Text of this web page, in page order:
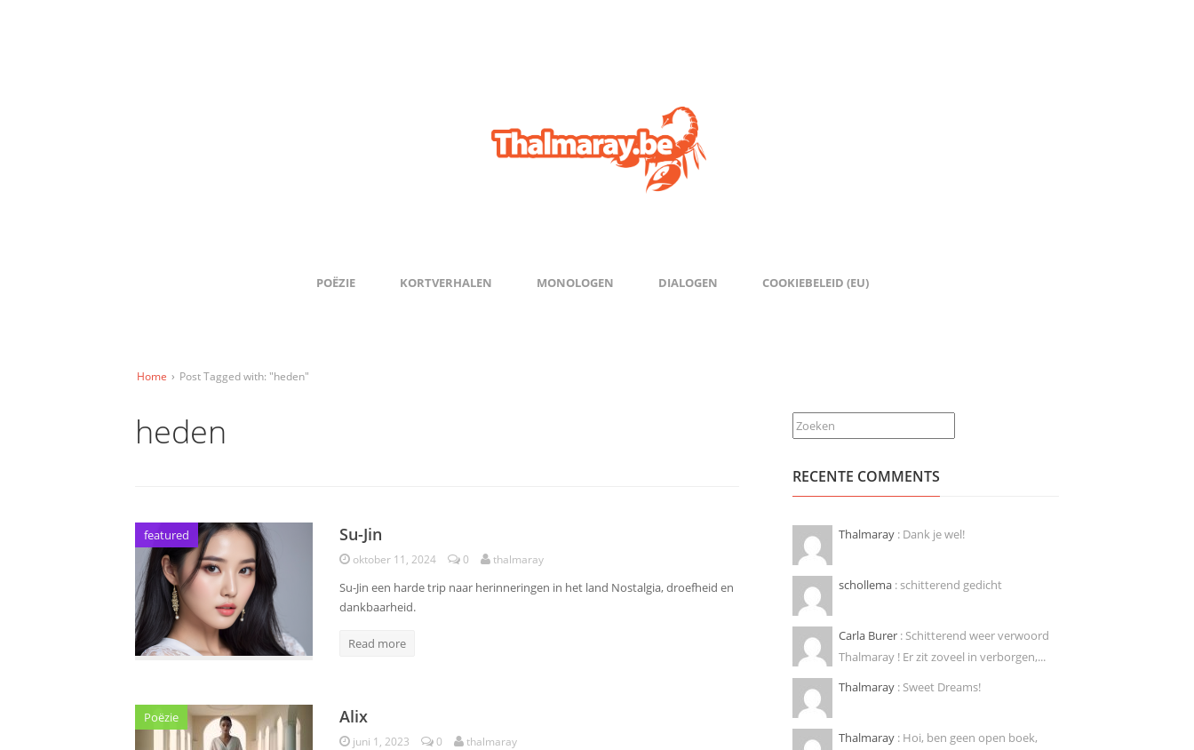
POËZIE KORTVERHALEN MONOLOGEN DIALOGEN COOKIEBELEID (EU)
Home › Post Tagged with: "heden"
heden
featured Su-Jin
oktober 11, 2024 0 thalmaray
Su-Jin een harde trip naar herinneringen in het land Nostalgia, droefheid en
dankbaarheid.
Read more
Poëzie Alix
juni 1, 2023 0 thalmaray
Zoeken
RECENTE COMMENTS
Thalmaray : Dank je wel!
schollema : schitterend gedicht
Carla Burer : Schitterend weer verwoord
Thalmaray ! Er zit zoveel in verborgen,...
Thalmaray : Sweet Dreams!
Thalmaray : Hoi, ben geen open boek,